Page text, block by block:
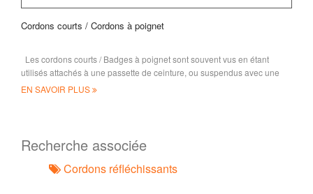
Cordons courts / Cordons à poignet
Les cordons courts / Badges à poignet sont souvent vus en étant
utilisés attachés à une passette de ceinture, ou suspendus avec une
multitude de
EN SAVOIR PLUS
Recherche associée
Cordons réfléchissants